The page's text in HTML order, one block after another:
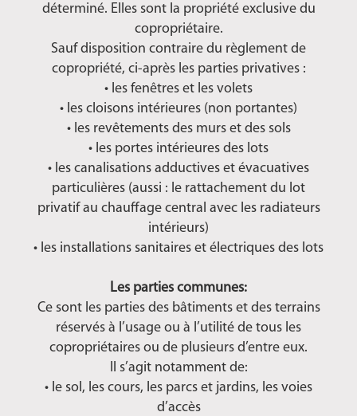
déterminé. Elles sont la propriété exclusive du
copropriétaire.
Sauf disposition contraire du règlement de
copropriété, ci-après les parties privatives :
• les fenêtres et les volets
• les cloisons intérieures (non portantes)
• les revêtements des murs et des sols
• les portes intérieures des lots
• les canalisations adductives et évacuatives
particulières (aussi : le rattachement du lot
privatif au chauffage central avec les radiateurs
intérieurs)
• les installations sanitaires et électriques des lots
Les parties communes:
Ce sont les parties des bâtiments et des terrains
réservés à l’usage ou à l’utilité de tous les
copropriétaires ou de plusieurs d’entre eux.
Il s’agit notamment de:
• le sol, les cours, les parcs et jardins, les voies
d’accès